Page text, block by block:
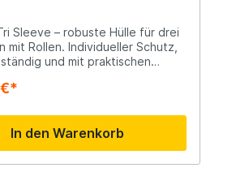
Sleeve – robuste Hülle für drei
mit Rollen. Individueller Schutz,
und mit praktischen
und Heavy-Duty-
Polsterung und
Trennwände mit Velcro für
Velcro-Riemen und
Doppelreißverschlüsse 10mm
In den Warenkorb